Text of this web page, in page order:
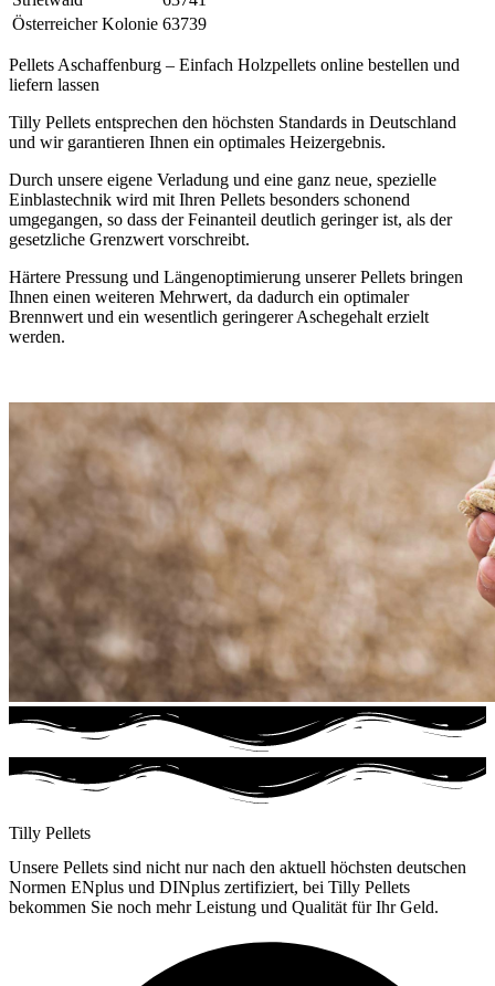
Österreicher Kolonie 63739
Pellets Aschaffenburg – Einfach Holzpellets online bestellen und
liefern lassen
Tilly Pellets entsprechen den höchsten Standards in Deutschland
und wir garantieren Ihnen ein optimales Heizergebnis.
Durch unsere eigene Verladung und eine ganz neue, spezielle
Einblastechnik wird mit Ihren Pellets besonders schonend
umgegangen, so dass der Feinanteil deutlich geringer ist, als der
gesetzliche Grenzwert vorschreibt.
Härtere Pressung und Längenoptimierung unserer Pellets bringen
Ihnen einen weiteren Mehrwert, da dadurch ein optimaler
Brennwert und ein wesentlich geringerer Aschegehalt erzielt
werden.
Tilly Pellets
Unsere Pellets sind nicht nur nach den aktuell höchsten deutschen
Normen ENplus und DINplus zertifiziert, bei Tilly Pellets
bekommen Sie noch mehr Leistung und Qualität für Ihr Geld.